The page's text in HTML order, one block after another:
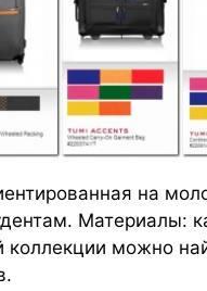
на
Материалы:
коллекции можно